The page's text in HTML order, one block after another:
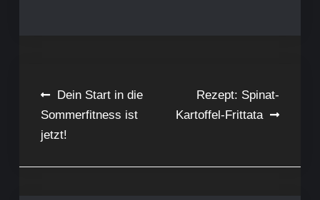
Beitragsnavigation
Dein Start in die
Sommerfitness ist
jetzt!
Rezept: Spinat-
Kartoffel-Frittata